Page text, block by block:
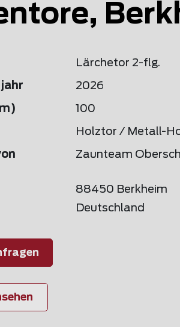
Lärchetor 2-flg.
2026
100
Holztor / Metall-
Zaunteam
88450 Berkheim
Deutschland